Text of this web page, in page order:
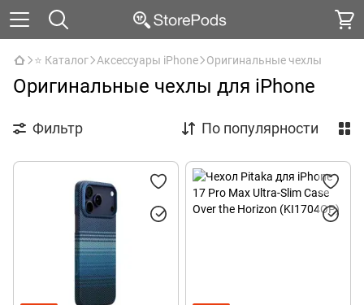
⭐ Каталог Аксессуары iPhone Оригинальные чехлы
Оригинальные чехлы для iPhone
Фильтр По популярности